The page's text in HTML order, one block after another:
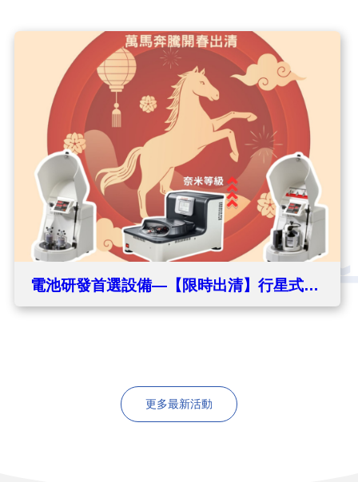
電池研發首選設備—【限時出清】行星式球
磨機促銷
更多最新活動